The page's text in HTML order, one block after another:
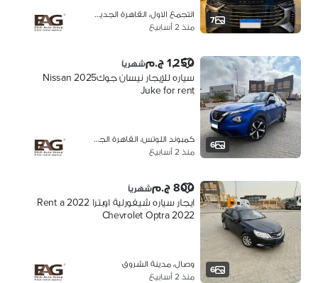
7
التجمع الاول، القاهرة الجديدة
منذ 2 أسابيع
6
1,250 ج.م شهرياً
سياره للإيجار نيسان جوك2025 Nissan
Juke for rent
كمبوند اللوتس، القاهرة الجديدة
منذ 2 أسابيع
6
800 ج.م شهرياً
ايجار سياره شيفورلية اوبترا 2022 Rent a
Chevrolet Optra 2022
وصال، مدينة الشروق
منذ 2 أسابيع